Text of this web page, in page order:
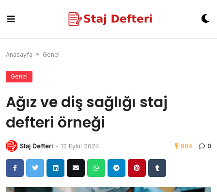
content
Anasayfa » Genel
Genel
Ağız ve diş sağlığı staj
defteri örneği
Staj Defteri - 12 Eylül 2024 804 0